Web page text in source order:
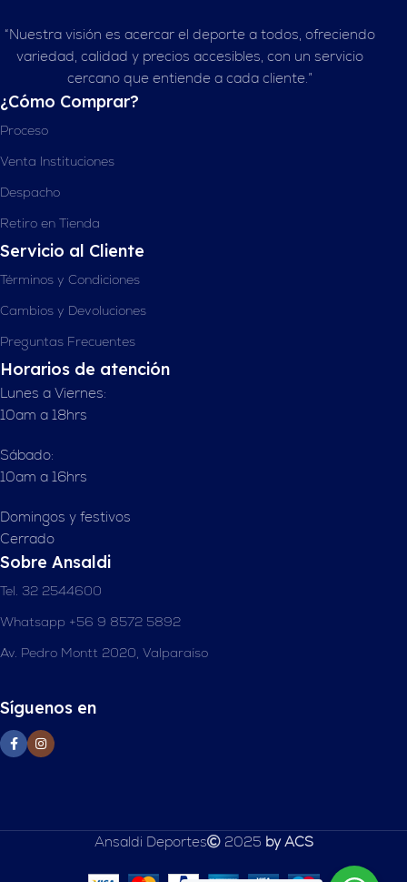
“Nuestra visión es acercar el deporte a todos, ofreciendo
variedad, calidad y precios accesibles, con un servicio
cercano que entiende a cada cliente.”
¿Cómo Comprar?
Proceso
Venta Instituciones
Despacho
Retiro en Tienda
Servicio al Cliente
Términos y Condiciones
Cambios y Devoluciones
Preguntas Frecuentes
Horarios de atención
Lunes a Viernes:
10am a 18hrs
Sábado:
10am a 16hrs
Domingos y festivos
Cerrado
Sobre Ansaldi
Tel. 32 2544600
Whatsapp +56 9 8572 5892
Av. Pedro Montt 2020, Valparaíso
Síguenos en
Ansaldi Deportes 2025 by ACS